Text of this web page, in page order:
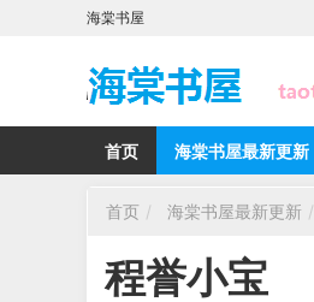
海棠书屋
首页 海棠书屋最新更新
首页 海棠书屋最新更新
程誉小宝